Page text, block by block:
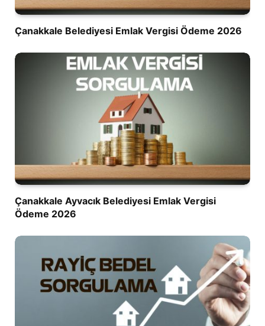
Çanakkale Belediyesi Emlak Vergisi Ödeme 2026
Çanakkale Ayvacık Belediyesi Emlak Vergisi
Ödeme 2026